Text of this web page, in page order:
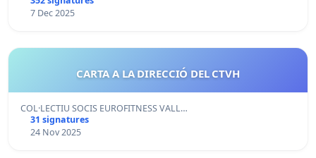
7 Dec 2025
CARTA A LA DIRECCIÓ DEL CTVH
COL·LECTIU SOCIS EUROFITNESS VALL…
31 signatures
24 Nov 2025